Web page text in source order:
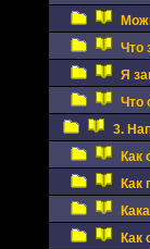
Что
Я
Что
3.
Как
Как
Как